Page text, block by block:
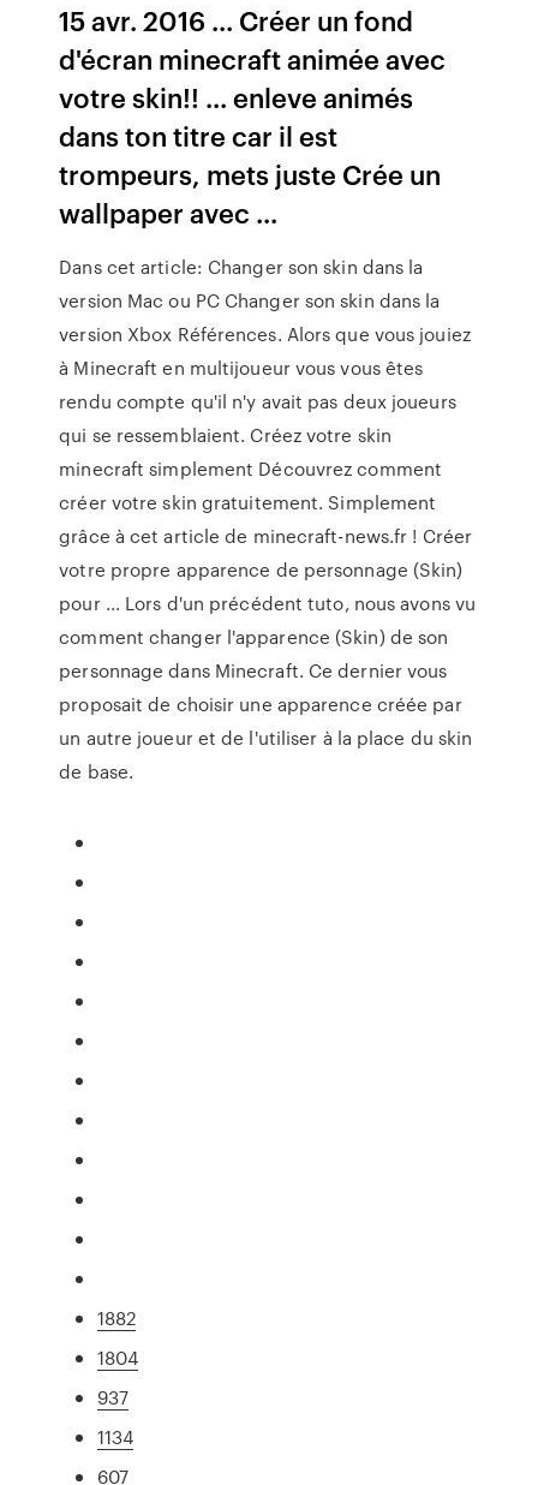
15 avr. 2016 ... Créer un fond
d'écran minecraft animée avec
votre skin!! ... enleve animés
dans ton titre car il est
trompeurs, mets juste Crée un
wallpaper avec ...
Dans cet article: Changer son skin dans la
version Mac ou PC Changer son skin dans la
version Xbox Références. Alors que vous jouiez
à Minecraft en multijoueur vous vous êtes
rendu compte qu'il n'y avait pas deux joueurs
qui se ressemblaient. Créez votre skin
minecraft simplement Découvrez comment
créer votre skin gratuitement. Simplement
grâce à cet article de minecraft-news.fr ! Créer
votre propre apparence de personnage (Skin)
pour ... Lors d'un précédent tuto, nous avons vu
comment changer l'apparence (Skin) de son
personnage dans Minecraft. Ce dernier vous
proposait de choisir une apparence créée par
un autre joueur et de l'utiliser à la place du skin
de base.
1882
1804
937
1134
607